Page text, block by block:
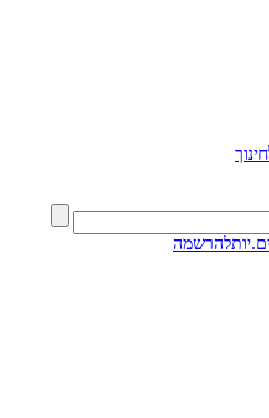
להרשמה